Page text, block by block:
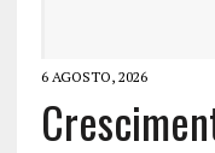
6 AGOSTO, 2026